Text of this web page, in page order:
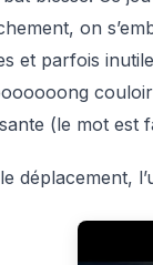
on
et parfois
(le mot est
déplacement,